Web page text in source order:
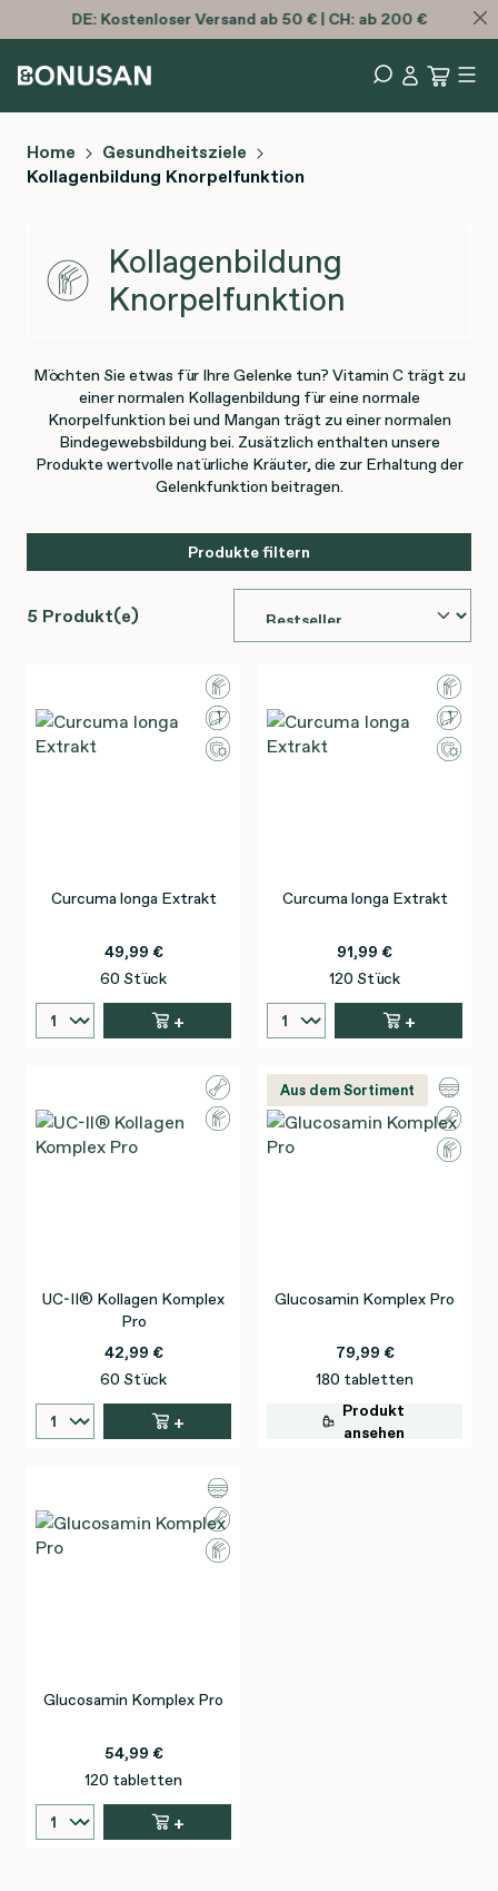
DE: KostenloserVersand ab 50 € | CH: ab 200 €
Home
Gesundheitsziele
Kollagenbildung Knorpelfunktion
Kollagenbildung
Knorpelfunktion
Möchten Sie etwas für Ihre Gelenke tun? Vitamin C trägt zu
einer normalen Kollagenbildung für eine normale
Knorpelfunktion bei und Mangan trägt zu einer normalen
Bindegewebsbildung bei. Zusätzlich enthalten unsere
Produkte wertvolle natürliche Kräuter, die zur Erhaltung der
Gelenkfunktion beitragen.
Produkte filtern
5 Produkt(e)
Curcuma longa Extrakt
49,99 €
60 Stück
+
Curcuma longa Extrakt
91,99 €
120 Stück
+
UC-II® Kollagen Komplex
Pro
42,99 €
60 Stück
+
Aus dem Sortiment
Glucosamin Komplex Pro
79,99 €
180 tabletten
Produkt
ansehen
Glucosamin Komplex Pro
54,99 €
120 tabletten
+